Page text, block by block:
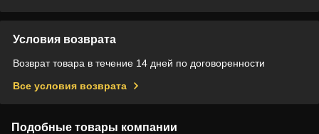
Условия возврата
Возврат товара в течение 14 дней по договоренности
Все условия возврата
Подобные товары компании